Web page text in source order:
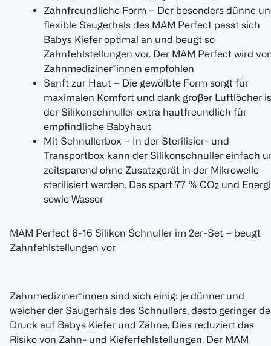
Zahnfreundliche Form – Der besonders dünne
flexible Saugerhals des MAM Perfect passt sich
Babys Kiefer optimal an und beugt so
Zahnfehlstellungen vor. Der MAM Perfect wird
Zahnmediziner*innen empfohlen
Sanft zur Haut – Die gewölbte Form sorgt für
maximalen Komfort und dank großer Luftlöcher
der Silikonschnuller extra hautfreundlich für
empfindliche Babyhaut
Mit Schnullerbox – In der Sterilisier- und
Transportbox kann der Silikonschnuller einfach
zeitsparend ohne Zusatzgerät in der Mikrowelle
sterilisiert werden. Das spart 77 % CO₂ und
sowie Wasser
MAM Perfect 6-16 Silikon Schnuller im 2er-Set – beugt
Zahnfehlstellungen vor
Zahnmediziner*innen sind sich einig: je dünner und
weicher der Saugerhals des Schnullers, desto geringer
Druck auf Babys Kiefer und Zähne. Dies reduziert das
Risiko von Zahn- und Kieferfehlstellungen. Der MAM